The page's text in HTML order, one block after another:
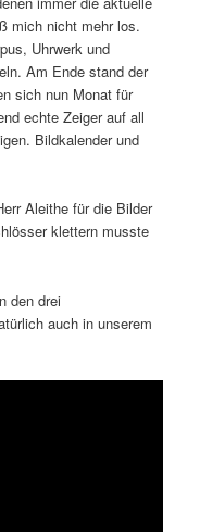
mich nicht mehr los.
Uhrwerk und
Am Ende stand der
sich nun Monat für
echte Zeiger auf all
Bildkalender und
Aleithe für die Bilder
klettern musste
den drei
auch in unserem